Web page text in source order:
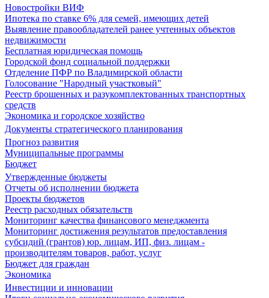
Новостройки ВИФ
Ипотека по ставке 6% для семей, имеющих детей
Выявление правообладателей ранее учтенных объектов
недвижимости
Бесплатная юридическая помощь
Городской фонд социальной поддержки
Отделение ПФР по Владимирской области
Голосование "Народный участковый"
Реестр брошенных и разукомплектованных транспортных
средств
Экономика и городское хозяйство
Документы стратегического планирования
Прогноз развития
Муниципальные программы
Бюджет
Утвержденные бюджеты
Отчеты об исполнении бюджета
Проекты бюджетов
Реестр расходных обязательств
Мониторинг качества финансового менеджмента
Мониторинг достижения результатов предоставления
субсидий (грантов) юр. лицам, ИП, физ. лицам -
производителям товаров, работ, услуг
Бюджет для граждан
Экономика
Инвестиции и инновации